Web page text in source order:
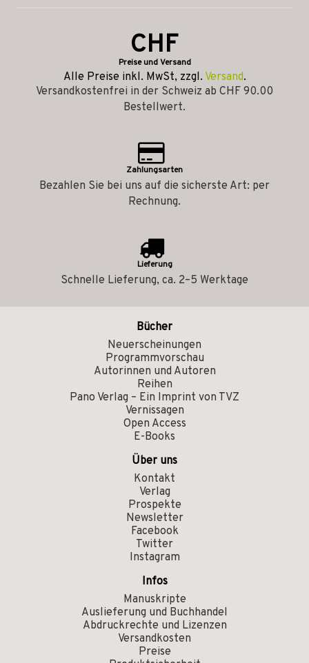
CHF
Preise und Versand
Alle Preise inkl. MwSt, zzgl. Versand.
Versandkostenfrei in der Schweiz ab CHF 90.00
Bestellwert.
Zahlungsarten
Bezahlen Sie bei uns auf die sicherste Art: per
Rechnung.
Lieferung
Schnelle Lieferung, ca. 2–5 Werktage
Bücher
Neuerscheinungen
Programmvorschau
Autorinnen und Autoren
Reihen
Pano Verlag – Ein Imprint von TVZ
Vernissagen
Open Access
E-Books
Über uns
Kontakt
Verlag
Prospekte
Newsletter
Facebook
Twitter
Instagram
Infos
Manuskripte
Auslieferung und Buchhandel
Abdruckrechte und Lizenzen
Versandkosten
Preise